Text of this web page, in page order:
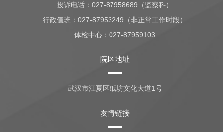
投诉电话：027-87958689（监察科）
行政值班：027-87953249（非正常工作时段）
体检中心：027-87959103
院区地址
武汉市江夏区纸坊文化大道1号
友情链接